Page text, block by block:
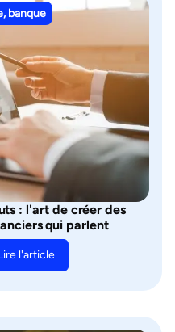
banque
: l'art de créer des
qui parlent
l'article